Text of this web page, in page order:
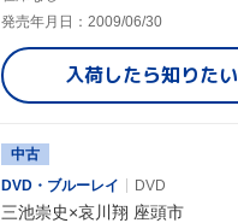
発売年月日：2009/06/30
入荷したら知りたい
中古
DVD・ブルーレイ
DVD
三池崇史×哀川翔 座頭市